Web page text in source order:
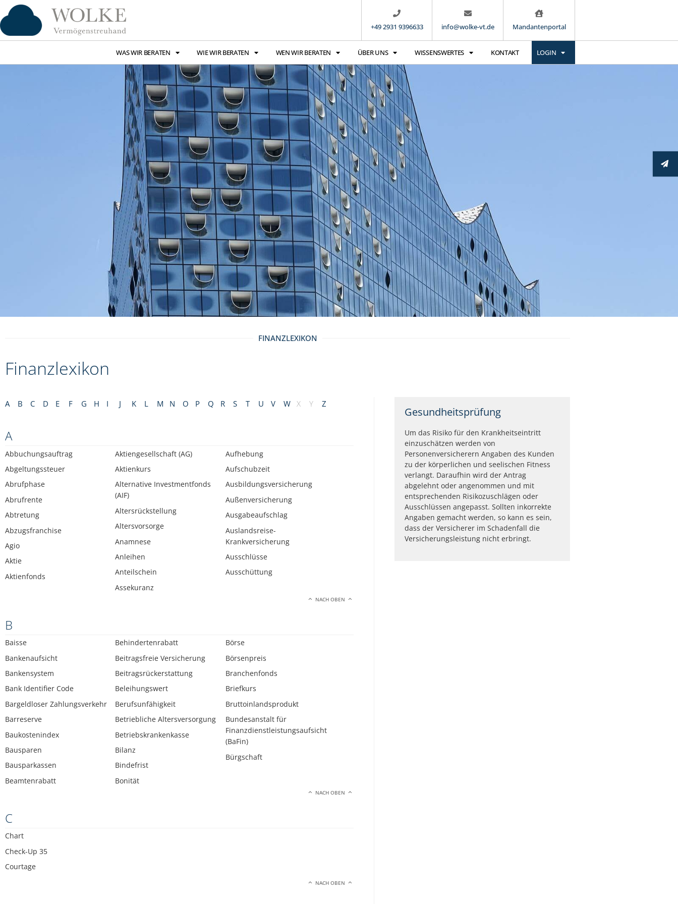
+49 2931 9396633 info@wolke-vt.de Mandantenportal
WAS WIR BERATEN WIE WIR BERATEN WEN WIR BERATEN ÜBER UNS WISSENSWERTES KONTAKT LOGIN
FINANZLEXIKON
Finanzlexikon
A B C D E F G H I J K L M N O P Q R S T U V W X Y Z
A
Abbuchungsauftrag
Abgeltungssteuer
Abrufphase
Abrufrente
Abtretung
Abzugsfranchise
Agio
Aktie
Aktienfonds
Aktiengesellschaft (AG)
Aktienkurs
Alternative Investmentfonds
(AIF)
Altersrückstellung
Altersvorsorge
Anamnese
Anleihen
Anteilschein
Assekuranz
Aufhebung
Aufschubzeit
Ausbildungsversicherung
Außenversicherung
Ausgabeaufschlag
Auslandsreise-
Krankversicherung
Ausschlüsse
Ausschüttung
NACH OBEN
B
Baisse
Bankenaufsicht
Bankensystem
Bank Identifier Code
Bargeldloser Zahlungsverkehr
Barreserve
Baukostenindex
Bausparen
Bausparkassen
Beamtenrabatt
Behindertenrabatt
Beitragsfreie Versicherung
Beitragsrückerstattung
Beleihungswert
Berufsunfähigkeit
Betriebliche Altersversorgung
Betriebskrankenkasse
Bilanz
Bindefrist
Bonität
Börse
Börsenpreis
Branchenfonds
Briefkurs
Bruttoinlandsprodukt
Bundesanstalt für
Finanzdienstleistungsaufsicht
(BaFin)
Bürgschaft
NACH OBEN
C
Chart
Check-Up 35
Courtage
NACH OBEN
Gesundheitsprüfung
Um das Risiko für den Krankheitseintritt
einzuschätzen werden von
Personenversicherern Angaben des Kunden
zu der körperlichen und seelischen Fitness
verlangt. Daraufhin wird der Antrag
abgelehnt oder angenommen und mit
entsprechenden Risikozuschlägen oder
Ausschlüssen angepasst. Sollten inkorrekte
Angaben gemacht werden, so kann es sein,
dass der Versicherer im Schadenfall die
Versicherungsleistung nicht erbringt.